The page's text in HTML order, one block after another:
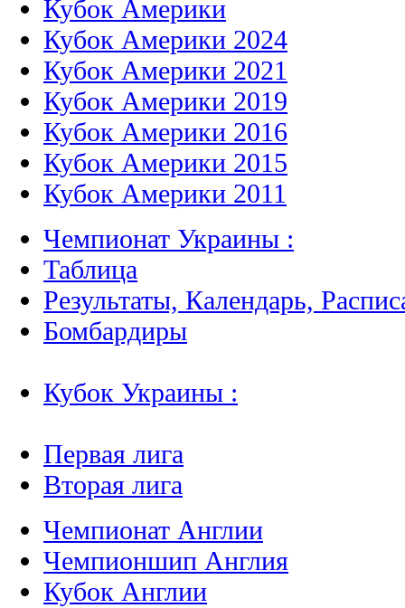
Кубок Америки
Кубок Америки 2024
Кубок Америки 2021
Кубок Америки 2019
Кубок Америки 2016
Кубок Америки 2015
Кубок Америки 2011
Чемпионат Украины :
Таблица
Результаты, Календарь,
Бомбардиры
Кубок Украины :
Первая лига
Вторая лига
Чемпионат Англии
Чемпионшип Англия
Кубок Англии